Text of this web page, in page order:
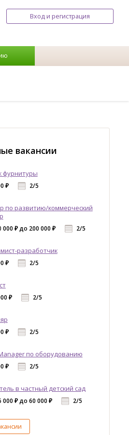
Вход и регистрация
вакансии
фурнитуры
₽ 2/5
по развитию/коммерческий
000 ₽ до 200 000 ₽ 2/5
разработчик
₽ 2/5
₽ 2/5
₽ 2/5
по оборудованию
₽ 2/5
в частный детский сад
000 ₽ до 60 000 ₽ 2/5